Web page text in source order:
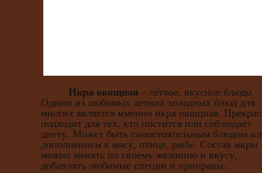
Икра овощная – лёгкое, вкусное блюдо.
Одним из любимых летних холодных блюд для
многих является именно икра овощная.
подходит для тех, кто постится или соблюдает
диету. Может быть самостоятельным блюдом
дополнением к мясу, птице, рыбе. Состав икры
можно менять по своему желанию и вкусу,
добавлять любимые специи и приправы.